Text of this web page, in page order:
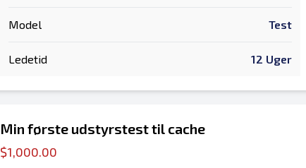
Model Test
Ledetid 12 Uger
Min første udstyrstest til cache
$1,000.00